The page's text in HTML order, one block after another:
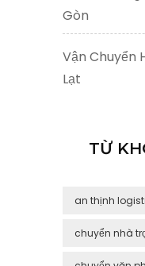
Gòn
Vận Chuyển
Lạt
TỪ
an thịnh
chuyển nhà